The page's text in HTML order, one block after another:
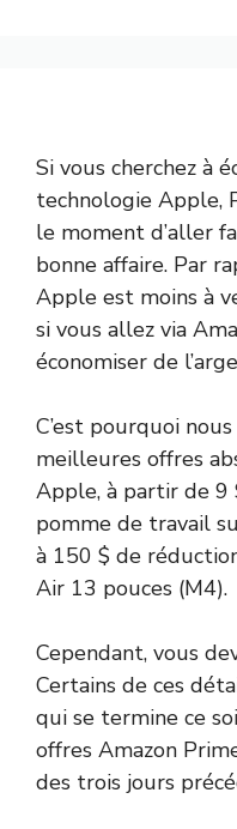
Si vous cherchez à
technologie Apple,
le moment d’aller
bonne affaire. Par
Apple est moins à
si vous allez via
économiser de
C’est pourquoi
meilleures offres
Apple, à partir de 9
pomme de travail
à 150 $ de
Air 13 pouces (M4).
Cependant, vous
Certains de ces
qui se termine ce
offres Amazon
des trois jours